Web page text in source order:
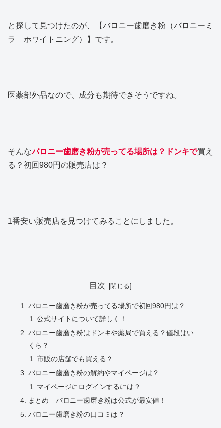
と探して見つけたのが、【バロニー歯磨き粉（バロニーミ
ラーホワイトニング）】です。
医薬部外品なので、成分も期待できそうですね。
そんなバロニー歯磨き粉が売ってる場所は？ドンキで買え
る？初回980円の販売店は？
1番安い販売店を見つけてみることにしました。
目次
バロニー歯磨き粉が売ってる場所で初回980円は？
公式サイトについて詳しく！
バロニー歯磨き粉はドンキや薬局で買える？値段はい
くら？
市販の店舗でも買える？
バロニー歯磨き粉の解約やマイページは？
マイページにログインするには？
まとめ バロニー歯磨き粉は公式が最安値！
バロニー歯磨き粉の口コミは？